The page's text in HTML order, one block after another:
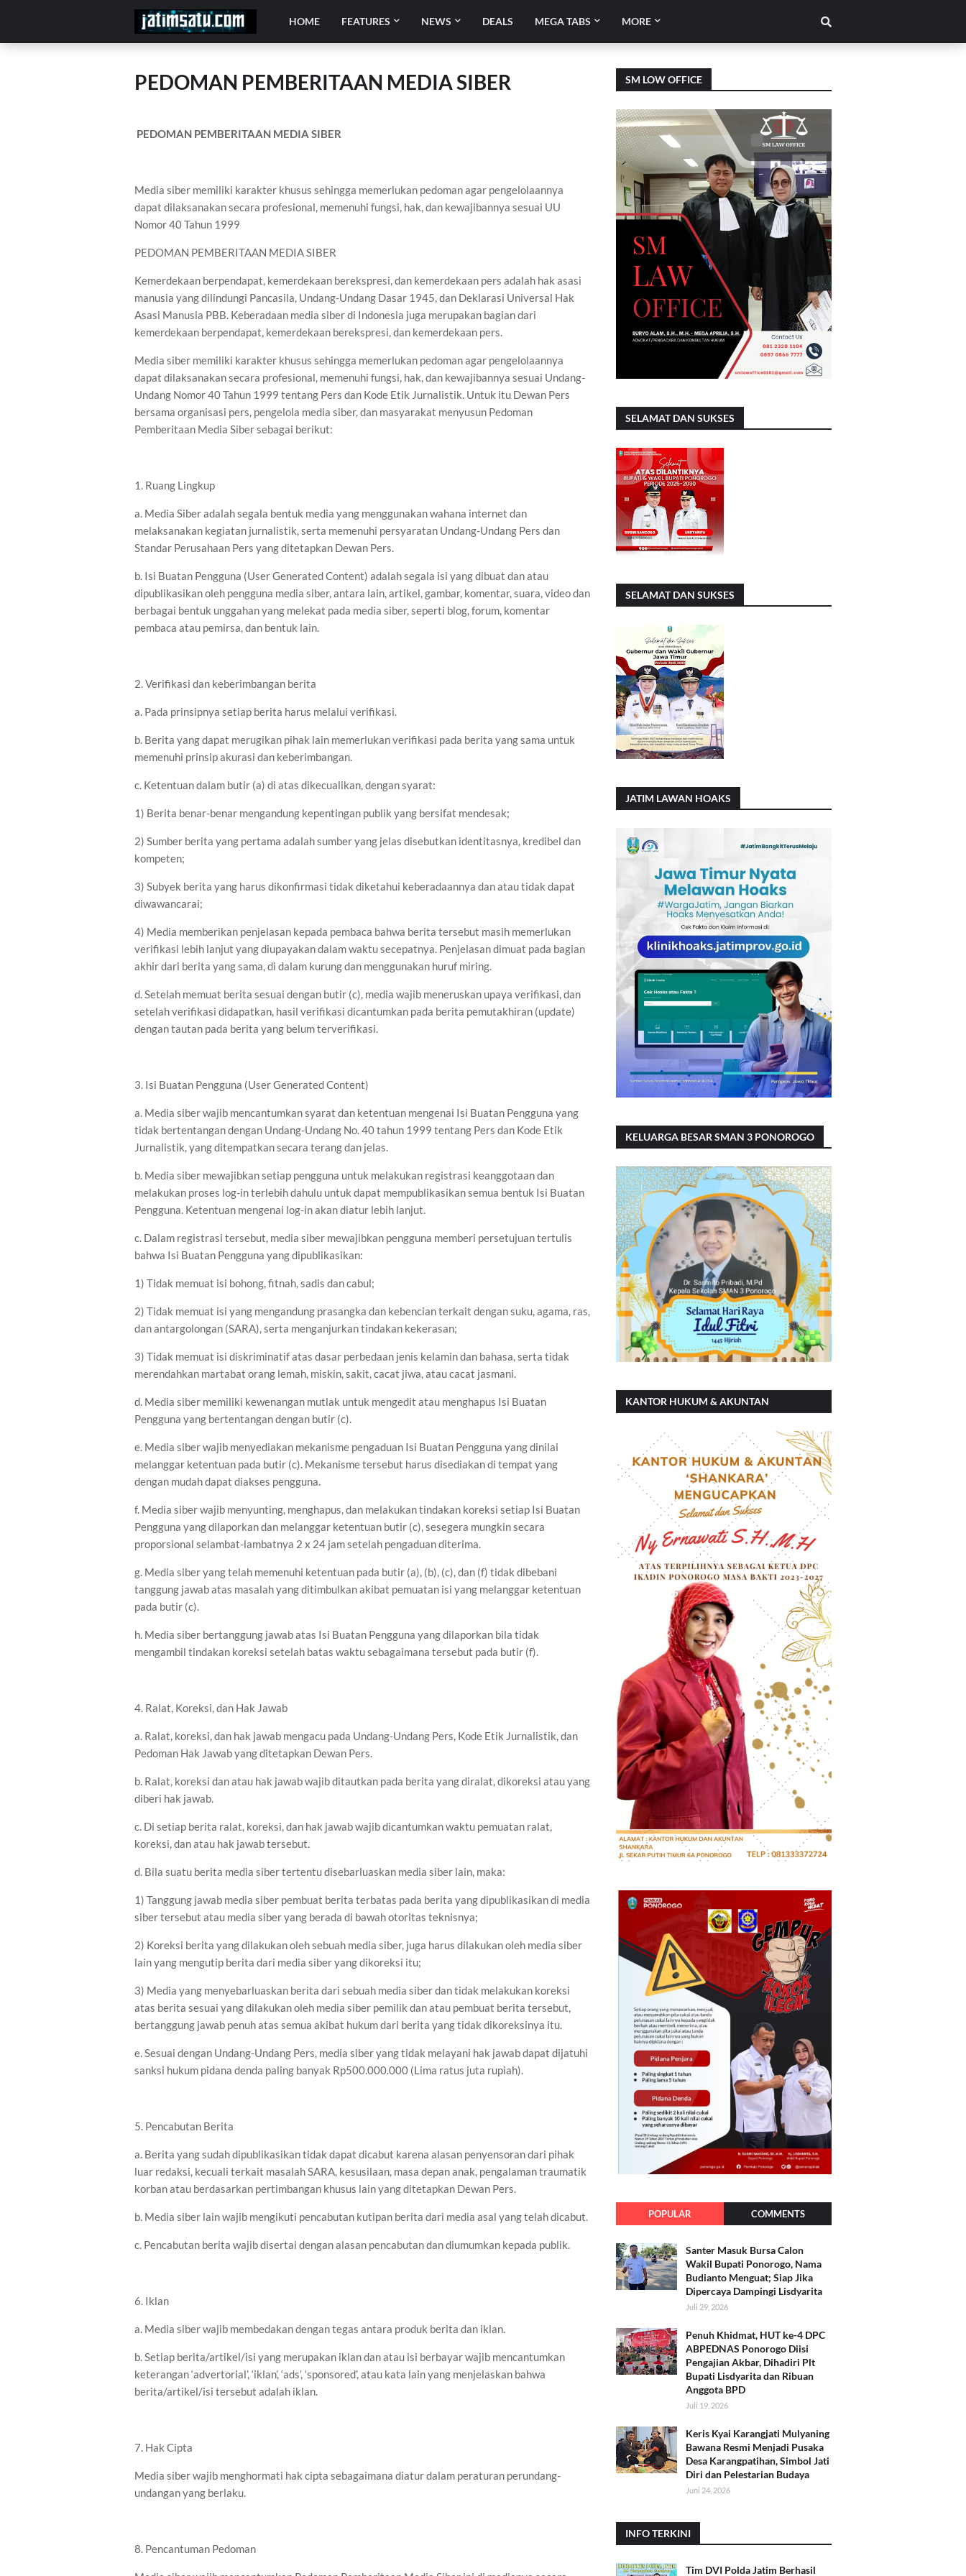
HOME FEATURES NEWS DEALS MEGA TABS MORE
PEDOMAN PEMBERITAAN MEDIA SIBER
PEDOMAN PEMBERITAAN MEDIA SIBER
Media siber memiliki karakter khusus sehingga memerlukan pedoman agar pengelolaannya
dapat dilaksanakan secara profesional, memenuhi fungsi, hak, dan kewajibannya sesuai UU
Nomor 40 Tahun 1999
PEDOMAN PEMBERITAAN MEDIA SIBER
Kemerdekaan berpendapat, kemerdekaan berekspresi, dan kemerdekaan pers adalah hak asasi
manusia yang dilindungi Pancasila, Undang-Undang Dasar 1945, dan Deklarasi Universal Hak
Asasi Manusia PBB. Keberadaan media siber di Indonesia juga merupakan bagian dari
kemerdekaan berpendapat, kemerdekaan berekspresi, dan kemerdekaan pers.
Media siber memiliki karakter khusus sehingga memerlukan pedoman agar pengelolaannya
dapat dilaksanakan secara profesional, memenuhi fungsi, hak, dan kewajibannya sesuai Undang-
Undang Nomor 40 Tahun 1999 tentang Pers dan Kode Etik Jurnalistik. Untuk itu Dewan Pers
bersama organisasi pers, pengelola media siber, dan masyarakat menyusun Pedoman
Pemberitaan Media Siber sebagai berikut:
1. Ruang Lingkup
a. Media Siber adalah segala bentuk media yang menggunakan wahana internet dan
melaksanakan kegiatan jurnalistik, serta memenuhi persyaratan Undang-Undang Pers dan
Standar Perusahaan Pers yang ditetapkan Dewan Pers.
b. Isi Buatan Pengguna (User Generated Content) adalah segala isi yang dibuat dan atau
dipublikasikan oleh pengguna media siber, antara lain, artikel, gambar, komentar, suara, video dan
berbagai bentuk unggahan yang melekat pada media siber, seperti blog, forum, komentar
pembaca atau pemirsa, dan bentuk lain.
2. Verifikasi dan keberimbangan berita
a. Pada prinsipnya setiap berita harus melalui verifikasi.
b. Berita yang dapat merugikan pihak lain memerlukan verifikasi pada berita yang sama untuk
memenuhi prinsip akurasi dan keberimbangan.
c. Ketentuan dalam butir (a) di atas dikecualikan, dengan syarat:
1) Berita benar-benar mengandung kepentingan publik yang bersifat mendesak;
2) Sumber berita yang pertama adalah sumber yang jelas disebutkan identitasnya, kredibel dan
kompeten;
3) Subyek berita yang harus dikonfirmasi tidak diketahui keberadaannya dan atau tidak dapat
diwawancarai;
4) Media memberikan penjelasan kepada pembaca bahwa berita tersebut masih memerlukan
verifikasi lebih lanjut yang diupayakan dalam waktu secepatnya. Penjelasan dimuat pada bagian
akhir dari berita yang sama, di dalam kurung dan menggunakan huruf miring.
d. Setelah memuat berita sesuai dengan butir (c), media wajib meneruskan upaya verifikasi, dan
setelah verifikasi didapatkan, hasil verifikasi dicantumkan pada berita pemutakhiran (update)
dengan tautan pada berita yang belum terverifikasi.
3. Isi Buatan Pengguna (User Generated Content)
a. Media siber wajib mencantumkan syarat dan ketentuan mengenai Isi Buatan Pengguna yang
tidak bertentangan dengan Undang-Undang No. 40 tahun 1999 tentang Pers dan Kode Etik
Jurnalistik, yang ditempatkan secara terang dan jelas.
b. Media siber mewajibkan setiap pengguna untuk melakukan registrasi keanggotaan dan
melakukan proses log-in terlebih dahulu untuk dapat mempublikasikan semua bentuk Isi Buatan
Pengguna. Ketentuan mengenai log-in akan diatur lebih lanjut.
c. Dalam registrasi tersebut, media siber mewajibkan pengguna memberi persetujuan tertulis
bahwa Isi Buatan Pengguna yang dipublikasikan:
1) Tidak memuat isi bohong, fitnah, sadis dan cabul;
2) Tidak memuat isi yang mengandung prasangka dan kebencian terkait dengan suku, agama, ras,
dan antargolongan (SARA), serta menganjurkan tindakan kekerasan;
3) Tidak memuat isi diskriminatif atas dasar perbedaan jenis kelamin dan bahasa, serta tidak
merendahkan martabat orang lemah, miskin, sakit, cacat jiwa, atau cacat jasmani.
d. Media siber memiliki kewenangan mutlak untuk mengedit atau menghapus Isi Buatan
Pengguna yang bertentangan dengan butir (c).
e. Media siber wajib menyediakan mekanisme pengaduan Isi Buatan Pengguna yang dinilai
melanggar ketentuan pada butir (c). Mekanisme tersebut harus disediakan di tempat yang
dengan mudah dapat diakses pengguna.
f. Media siber wajib menyunting, menghapus, dan melakukan tindakan koreksi setiap Isi Buatan
Pengguna yang dilaporkan dan melanggar ketentuan butir (c), sesegera mungkin secara
proporsional selambat-lambatnya 2 x 24 jam setelah pengaduan diterima.
g. Media siber yang telah memenuhi ketentuan pada butir (a), (b), (c), dan (f) tidak dibebani
tanggung jawab atas masalah yang ditimbulkan akibat pemuatan isi yang melanggar ketentuan
pada butir (c).
h. Media siber bertanggung jawab atas Isi Buatan Pengguna yang dilaporkan bila tidak
mengambil tindakan koreksi setelah batas waktu sebagaimana tersebut pada butir (f).
4. Ralat, Koreksi, dan Hak Jawab
a. Ralat, koreksi, dan hak jawab mengacu pada Undang-Undang Pers, Kode Etik Jurnalistik, dan
Pedoman Hak Jawab yang ditetapkan Dewan Pers.
b. Ralat, koreksi dan atau hak jawab wajib ditautkan pada berita yang diralat, dikoreksi atau yang
diberi hak jawab.
c. Di setiap berita ralat, koreksi, dan hak jawab wajib dicantumkan waktu pemuatan ralat,
koreksi, dan atau hak jawab tersebut.
d. Bila suatu berita media siber tertentu disebarluaskan media siber lain, maka:
1) Tanggung jawab media siber pembuat berita terbatas pada berita yang dipublikasikan di media
siber tersebut atau media siber yang berada di bawah otoritas teknisnya;
2) Koreksi berita yang dilakukan oleh sebuah media siber, juga harus dilakukan oleh media siber
lain yang mengutip berita dari media siber yang dikoreksi itu;
3) Media yang menyebarluaskan berita dari sebuah media siber dan tidak melakukan koreksi
atas berita sesuai yang dilakukan oleh media siber pemilik dan atau pembuat berita tersebut,
bertanggung jawab penuh atas semua akibat hukum dari berita yang tidak dikoreksinya itu.
e. Sesuai dengan Undang-Undang Pers, media siber yang tidak melayani hak jawab dapat dijatuhi
sanksi hukum pidana denda paling banyak Rp500.000.000 (Lima ratus juta rupiah).
5. Pencabutan Berita
a. Berita yang sudah dipublikasikan tidak dapat dicabut karena alasan penyensoran dari pihak
luar redaksi, kecuali terkait masalah SARA, kesusilaan, masa depan anak, pengalaman traumatik
korban atau berdasarkan pertimbangan khusus lain yang ditetapkan Dewan Pers.
b. Media siber lain wajib mengikuti pencabutan kutipan berita dari media asal yang telah dicabut.
c. Pencabutan berita wajib disertai dengan alasan pencabutan dan diumumkan kepada publik.
6. Iklan
a. Media siber wajib membedakan dengan tegas antara produk berita dan iklan.
b. Setiap berita/artikel/isi yang merupakan iklan dan atau isi berbayar wajib mencantumkan
keterangan ‘advertorial’, ‘iklan’, ‘ads’, ‘sponsored’, atau kata lain yang menjelaskan bahwa
berita/artikel/isi tersebut adalah iklan.
7. Hak Cipta
Media siber wajib menghormati hak cipta sebagaimana diatur dalam peraturan perundang-
undangan yang berlaku.
8. Pencantuman Pedoman
SM LOW OFFICE
SELAMAT DAN SUKSES
SELAMAT DAN SUKSES
JATIM LAWAN HOAKS
KELUARGA BESAR SMAN 3 PONOROGO
KANTOR HUKUM & AKUNTAN
POPULAR COMMENTS
Santer Masuk Bursa Calon
Wakil Bupati Ponorogo, Nama
Budianto Menguat; Siap Jika
Dipercaya Dampingi Lisdyarita
Juli 29, 2026
Penuh Khidmat, HUT ke-4 DPC
ABPEDNAS Ponorogo Diisi
Pengajian Akbar, Dihadiri Plt
Bupati Lisdyarita dan Ribuan
Anggota BPD
Juli 19, 2026
Keris Kyai Karangjati Mulyaning
Bawana Resmi Menjadi Pusaka
Desa Karangpatihan, Simbol Jati
Diri dan Pelestarian Budaya
Juni 24, 2026
INFO TERKINI
Tim DVI Polda Jatim Berhasil